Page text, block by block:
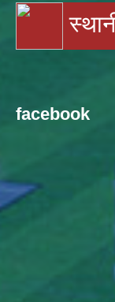
facebook